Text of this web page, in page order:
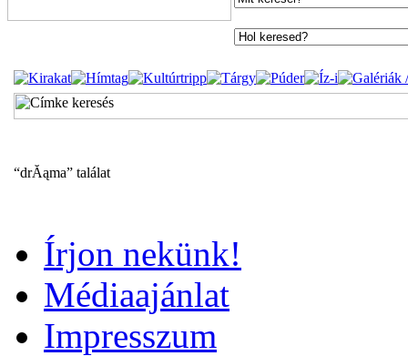
“drĂąma” találat
Írjon nekünk!
Médiaajánlat
Impresszum